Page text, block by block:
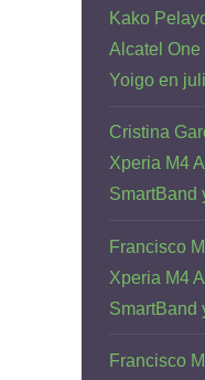
Kako
Alcatel One
Yoigo en
Cristina
Xperia M4
SmartBand
Francisco
Xperia M4
SmartBand
Francisco